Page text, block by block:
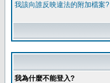
我該向誰反映違法的附加檔案?
我為什麼不能登入?